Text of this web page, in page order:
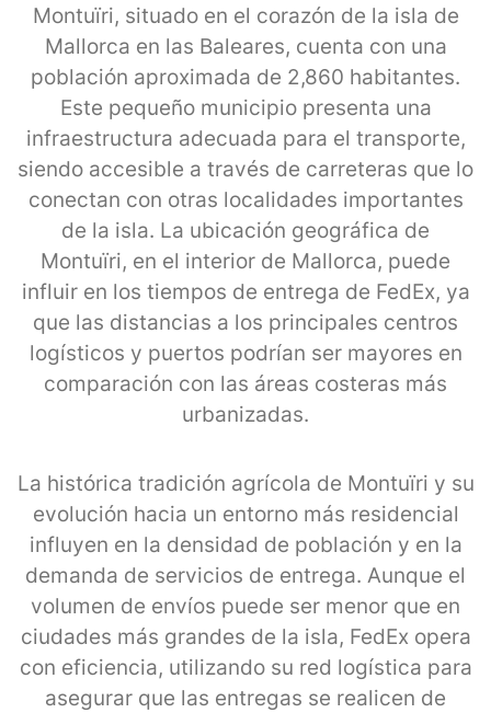
Montuïri, situado en el corazón de la isla de
Mallorca en las Baleares, cuenta con una
población aproximada de 2,860 habitantes.
Este pequeño municipio presenta una
infraestructura adecuada para el transporte,
siendo accesible a través de carreteras que lo
conectan con otras localidades importantes
de la isla. La ubicación geográfica de
Montuïri, en el interior de Mallorca, puede
influir en los tiempos de entrega de FedEx, ya
que las distancias a los principales centros
logísticos y puertos podrían ser mayores en
comparación con las áreas costeras más
urbanizadas.
La histórica tradición agrícola de Montuïri y su
evolución hacia un entorno más residencial
influyen en la densidad de población y en la
demanda de servicios de entrega. Aunque el
volumen de envíos puede ser menor que en
ciudades más grandes de la isla, FedEx opera
con eficiencia, utilizando su red logística para
asegurar que las entregas se realicen de